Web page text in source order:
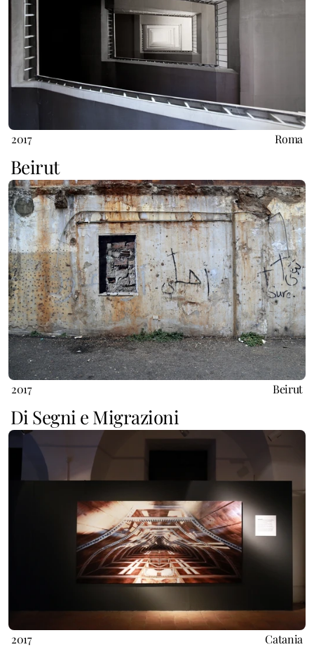
2017 Roma
Beirut
2017 Beirut
Di Segni e Migrazioni
2017 Catania